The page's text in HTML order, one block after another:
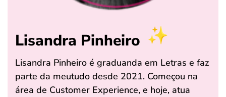
Lisandra Pinheiro
Lisandra Pinheiro é graduanda em Letras e faz
parte da meutudo desde 2021. Começou na
área de Customer Experience, e hoje, atua